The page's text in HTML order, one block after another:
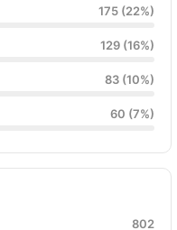
175 (22%)
129 (16%)
83 (10%)
60 (7%)
802